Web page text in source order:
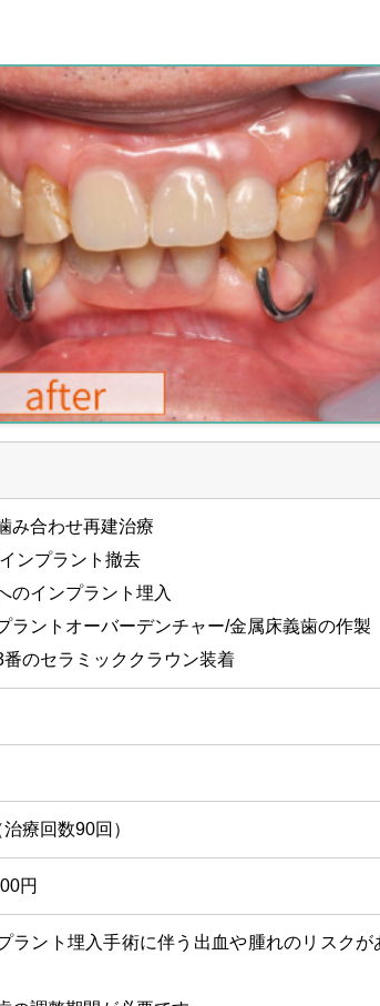
み合わせ再建治療
インプラント撤去
のインプラント埋入
ラントオーバーデンチャー/金属床義歯の作製
番のセラミッククラウン装着
療回数90回）
円
ラント埋入手術に伴う出血や腫れのリスクが